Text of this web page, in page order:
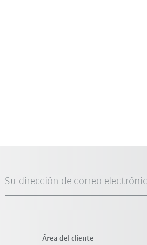
Su dirección de correo
Área del cliente